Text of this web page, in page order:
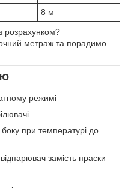
8 м
розрахунком?
метраж та порадимо
режимі
при температурі до
замість праски